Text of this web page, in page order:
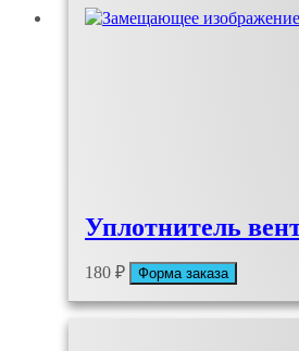
Уплотнитель
180 ₽ Форма заказа